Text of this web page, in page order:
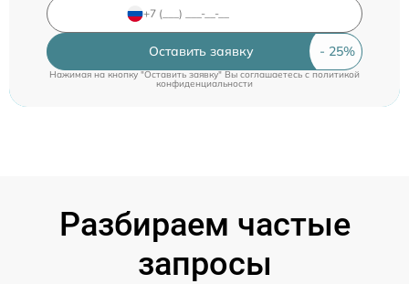
Оставить заявку
Нажимая на кнопку "Оставить заявку" Вы соглашаетесь cполитикой
конфиденциальности
Разбираем частые
запросы